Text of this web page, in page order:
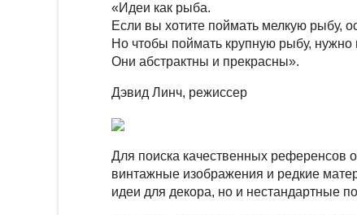
«Идеи как рыба.
Если вы хотите поймать мелкую рыбу,
Но чтобы поймать крупную рыбу,
Они абстрактны и прекрасны».
Дэвид Линч, режиссер
Для поиска качественных референсов
винтажные изображения и редкие
идеи для декора, но и нестандартные